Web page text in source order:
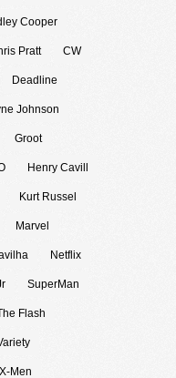
Cooper
Pratt CW
Deadline
Johnson
Groot
Henry Cavill
Kurt Russel
Marvel
Netflix
SuperMan
Flash
X-Men